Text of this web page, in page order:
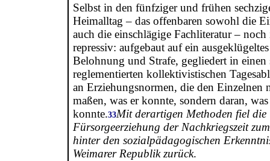
Selbst in den fünfziger und frühen
Heimalltag – das offenbaren sowohl die
auch die einschlägige Fachliteratur –
repressiv: aufgebaut auf ein
Belohnung und Strafe, gegliedert in einen
reglementierten kollektivistischen
an Erziehungsnormen, die den Einzelnen
maßen, was er konnte, sondern daran,
konnte.33Mit derartigen Methoden fiel die
Fürsorgeerziehung der Nachkriegszeit
hinter den sozialpädagogischen
Weimarer Republik zurück.